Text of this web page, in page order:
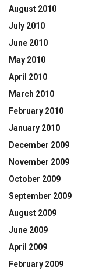
August 2010
July 2010
June 2010
May 2010
April 2010
March 2010
February 2010
January 2010
December 2009
November 2009
October 2009
September 2009
August 2009
June 2009
April 2009
February 2009